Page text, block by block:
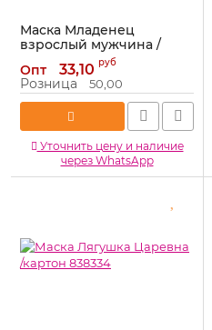
Маска Младенец
взрослый мужчина /
картон1023834
Артикул: 1023834
Опт 33,10 руб
Розница 50,00
Уточнить цену и наличие
через WhatsApp